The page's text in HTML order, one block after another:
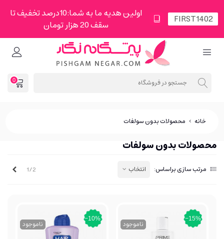
اولین هدیه ما به شما:10درصد تخفیف تا
سقف 20 هزار تومان
0
خانه > محصولات بدون سولفات
محصولات بدون سولفات
مرتب سازی براساس: انتخاب 1/2
‎−15%
ناموجود
‎−10%
ناموجود